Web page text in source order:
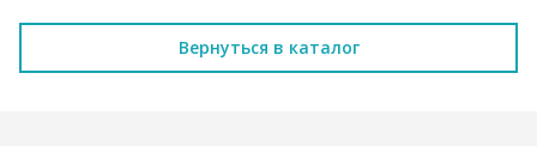
Вернуться в каталог